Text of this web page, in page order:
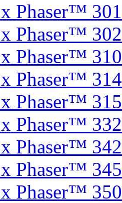
Phaser™
Phaser™
Phaser™
Phaser™
Phaser™
Phaser™
Phaser™
Phaser™
Phaser™